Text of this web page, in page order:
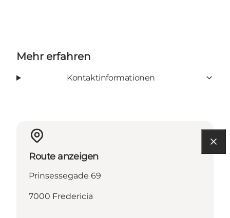
Mehr erfahren
Kontaktinformationen
Route anzeigen
Prinsessegade 69
7000 Fredericia